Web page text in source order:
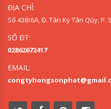
ĐỊA CHỈ:
Số 438/6A, Đ. Tân Kỳ Tân Qúy, P.
SỐ ĐT:
02862672417
EMAIL: